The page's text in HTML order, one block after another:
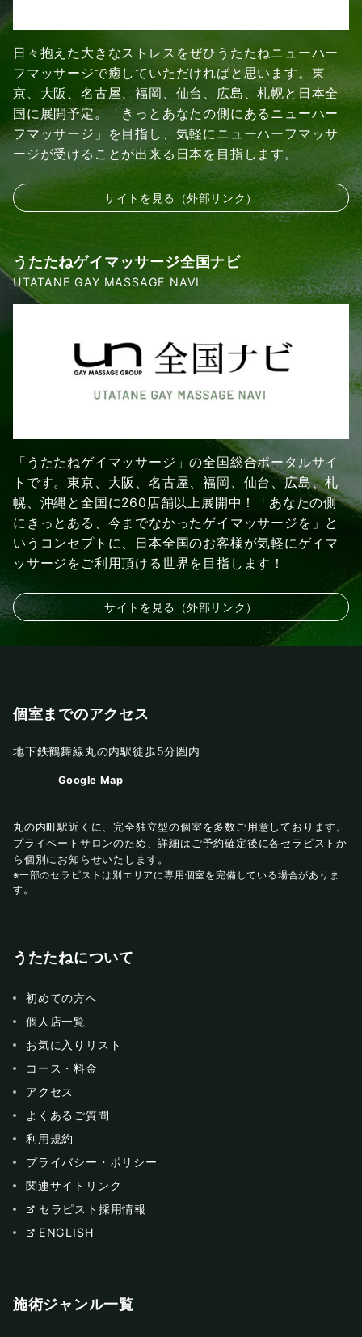
日々抱えた大きなストレスをぜひうたたねニューハー
フマッサージで癒していただければと思います。東
京、大阪、名古屋、福岡、仙台、広島、札幌と日本全
国に展開予定。「きっとあなたの側にあるニューハー
フマッサージ」を目指し、気軽にニューハーフマッサ
ージが受けることが出来る日本を目指します。
サイトを見る（外部リンク）
うたたねゲイマッサージ全国ナビ
UTATANE GAY MASSAGE NAVI
「うたたねゲイマッサージ」の全国総合ポータルサイ
トです。東京、大阪、名古屋、福岡、仙台、広島、札
幌、沖縄と全国に260店舗以上展開中！「あなたの側
にきっとある、今までなかったゲイマッサージを」と
いうコンセプトに、日本全国のお客様が気軽にゲイマ
ッサージをご利用頂ける世界を目指します！
サイトを見る（外部リンク）
個室までのアクセス
地下鉄鶴舞線丸の内駅徒歩5分圏内
Google Map
丸の内町駅近くに、完全独立型の個室を多数ご用意しております。
プライベートサロンのため、詳細はご予約確定後に各セラピストか
ら個別にお知らせいたします。
※一部のセラピストは別エリアに専用個室を完備している場合がありま
す。
うたたねについて
初めての方へ
個人店一覧
お気に入りリスト
コース・料金
アクセス
よくあるご質問
利用規約
プライバシー・ポリシー
関連サイトリンク
セラピスト採用情報
ENGLISH
施術ジャンル一覧